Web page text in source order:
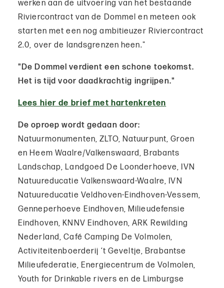
werken aan de uitvoering van het bestaande
Riviercontract van de Dommel en meteen ook
starten met een nog ambitieuzer Riviercontract
2.0, over de landsgrenzen heen."
"De Dommel verdient een schone toekomst.
Het is tijd voor daadkrachtig ingrijpen."
Lees hier de brief met hartenkreten
De oproep wordt gedaan door:
Natuurmonumenten, ZLTO, Natuurpunt, Groen
en Heem Waalre/Valkenswaard, Brabants
Landschap, Landgoed De Loonderhoeve, IVN
Natuureducatie Valkenswaard-Waalre, IVN
Natuureducatie Veldhoven-Eindhoven-Vessem,
Genneperhoeve Eindhoven, Milieudefensie
Eindhoven, KNNV Eindhoven, ARK Rewilding
Nederland, Café Camping De Volmolen,
Activiteitenboerderij ‘t Geveltje, Brabantse
Milieufederatie, Energiecentrum de Volmolen,
Youth for Drinkable rivers en de Limburgse